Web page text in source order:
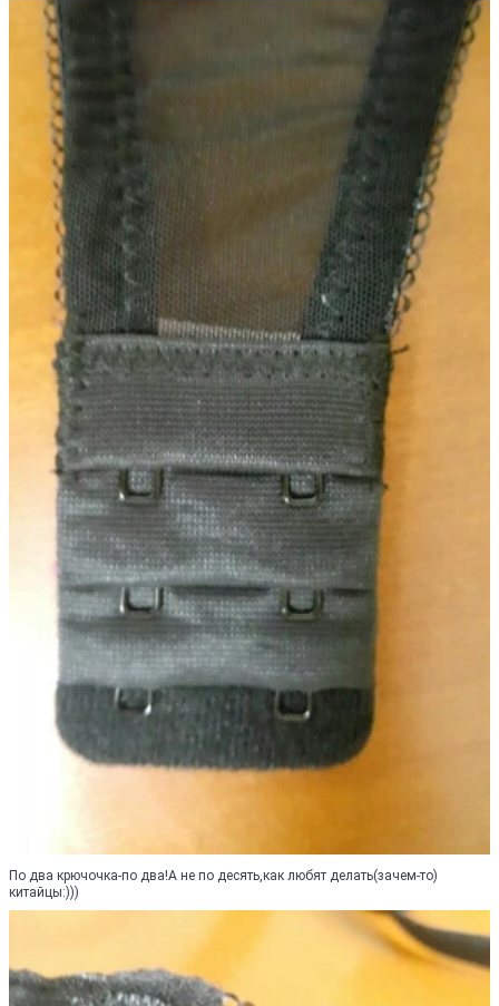
По два крючочка-по два!А не по десять,как любят делать(зачем-то)
китайцы:)))